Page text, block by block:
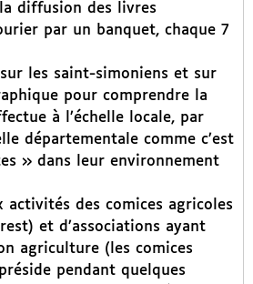
diffusion des livres
par un banquet, chaque 7
les saint-simoniens et sur
pour comprendre la
à l’échelle locale, par
départementale comme c’est
» dans leur environnement
des comices agricoles
et d’associations ayant
agriculture (les comices
pendant quelques